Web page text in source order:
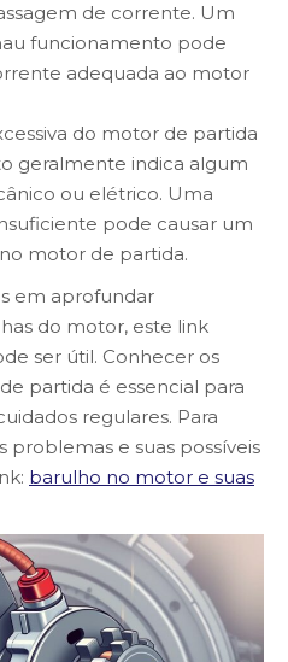
de corrente. Um
funcionamento pode
adequada ao motor
do motor de partida
geralmente indica algum
ou elétrico. Uma
pode causar um
motor de partida.
em aprofundar
do motor, este link
ser útil. Conhecer os
partida é essencial para
regulares. Para
problemas e suas possíveis
barulho no motor e suas